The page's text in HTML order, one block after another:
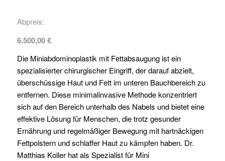
Abpreis:
6.500,00€
Die Miniabdominoplastik mit Fettabsaugung ist ein
spezialisierter chirurgischer Eingriff, der darauf abzielt,
überschüssige Haut und Fett im unteren Bauchbereich zu
entfernen. Diese minimalinvasive Methode konzentriert
sich auf den Bereich unterhalb des Nabels und bietet eine
effektive Lösung für Menschen, die trotz gesunder
Ernährung und regelmäßiger Bewegung mit hartnäckigen
Fettpolstern und schlaffer Haut zu kämpfen haben. Dr.
Matthias Koller hat als Spezialist für Mini